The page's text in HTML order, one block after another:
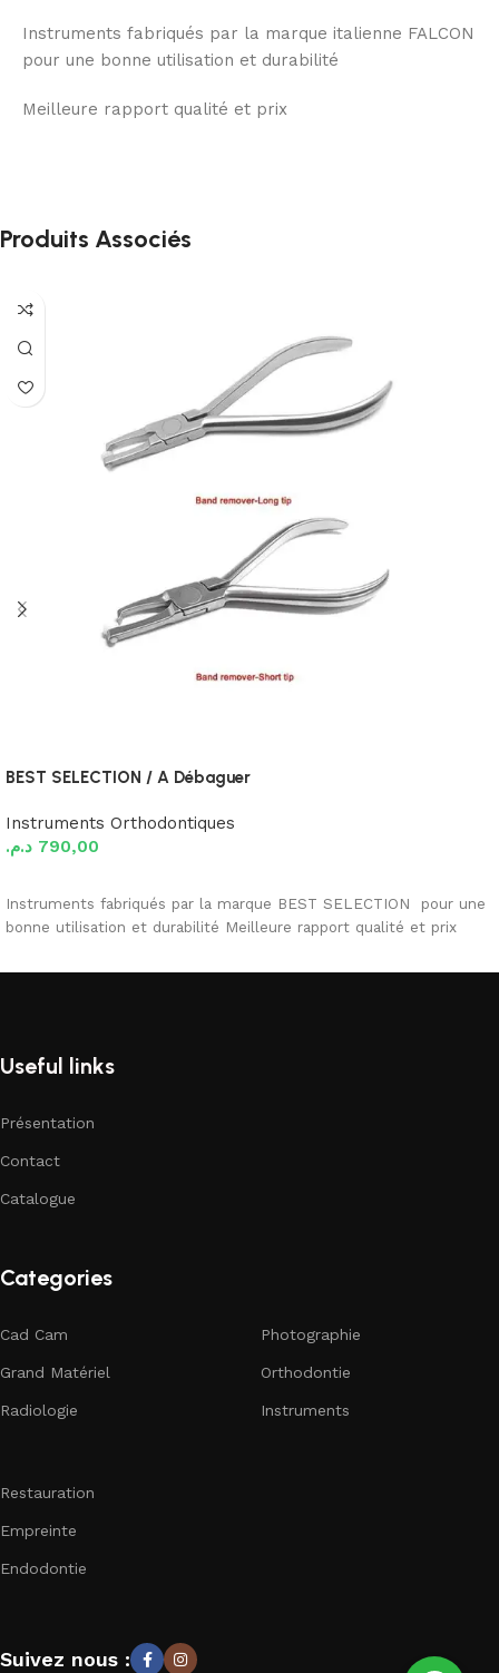
Instruments fabriqués par la marque italienne FALCON
pour une bonne utilisation et durabilité
Meilleure rapport qualité et prix
Produits Associés
BEST SELECTION / A Débaguer
Instruments Orthodontiques
790,00 د.م.
Instruments fabriqués par la marque BEST SELECTION pour une
bonne utilisation et durabilité Meilleure rapport qualité et prix
Useful links
Présentation
Contact
Catalogue
Categories
Cad Cam
Grand Matériel
Radiologie
Photographie
Orthodontie
Instruments
Restauration
Empreinte
Endodontie
Suivez nous :